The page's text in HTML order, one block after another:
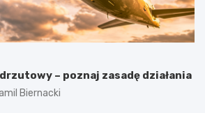
– poznaj zasadę działania
Biernacki